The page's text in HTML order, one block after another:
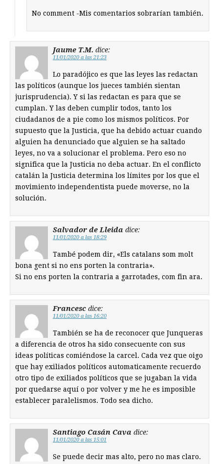
No comment -Mis comentarios sobrarían también.
Jaume T.M. dice:
11/01/2020 a las 21:23
Lo paradójico es que las leyes las redactan
las políticos (aunque los jueces también sientan
jurisprudencia). Y si las redactan es para que se
cumplan. Y las deben cumplir todos, tanto los
ciudadanos de a pie como los mismos políticos. Por
supuesto que la Justicia, que ha debido actuar cuando
alguien ha denunciado que alguien se ha saltado
leyes, no va a solucionar el problema. Pero eso no
significa que la Justicia no deba actuar. En el conflicto
catalán la Justicia determina los límites por los que el
movimiento independentista puede moverse, no la
solución.
Salvador de Lleida dice:
11/01/2020 a las 18:29
També podem dir, «Els catalans som molt
bona gent si no ens porten la contraria».
Si no ens porten la contraria a garrotades, com fin ara.
Francesc dice:
11/01/2020 a las 16:20
También se ha de reconocer que Junqueras
a diferencia de otros ha sido consecuente con sus
ideas políticas comiéndose la carcel. Cada vez que oigo
que hay exiliados políticos automaticamente recuerdo
otro tipo de exiliados políticos que se jugaban la vida
por quedarse aquí o por volver y me he es imposible
establecer paralelismos. Todo sea dicho.
Santiago Casán Cava dice:
11/01/2020 a las 15:01
Se puede decir mas alto, pero no mas claro.